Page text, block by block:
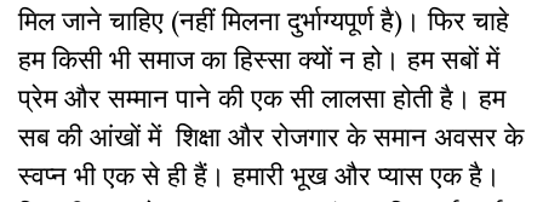
मिल जाने चाहिए (नहीं मिलना दुर्भाग्यपूर्ण है)। फिर चाहे
हम किसी भी समाज का हिस्सा क्यों न हो। हम सबों में
प्रेम और सम्मान पाने की एक सी लालसा होती है। हम
सब की आंखों में शिक्षा और रोजगार के समान अवसर के
स्वप्न भी एक से ही हैं। हमारी भूख और प्यास एक है।